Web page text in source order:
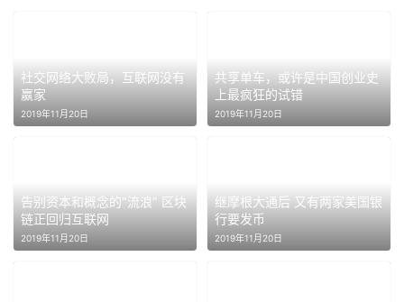
社交网络大败局，互联网没有
赢家
2019年11月20日
共享单车，或许是中国创业史
上最疯狂的试错
2019年11月20日
告别资本和概念的“流浪” 区块
链正回归互联网
2019年11月20日
继摩根大通后 又有两家美国银
行要发币
2019年11月20日